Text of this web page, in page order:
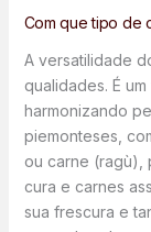
Com que tipo de
A versatilidade
qualidades. É
harmonizando
piemonteses,
ou carne (ragù),
cura e carnes
sua frescura e